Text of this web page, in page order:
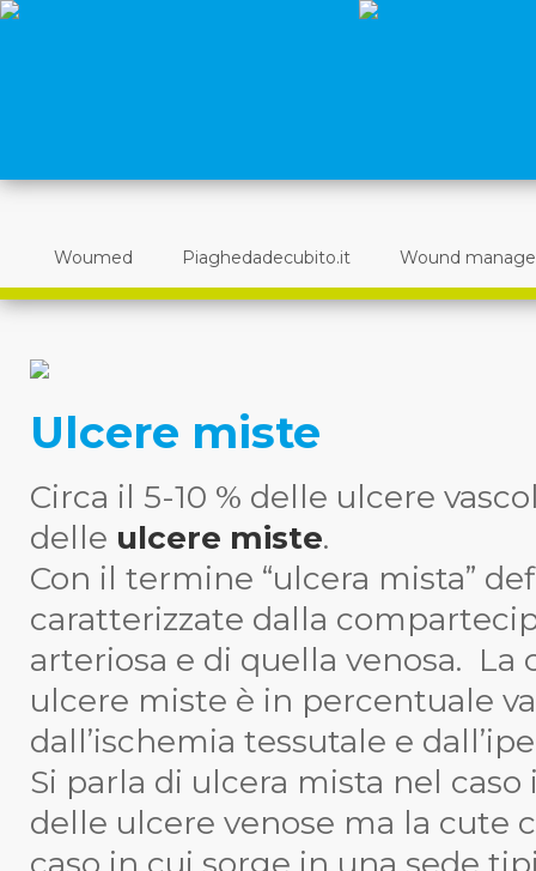
Woumed Piaghedadecubito.it Wound
Ulcere miste
Circa il 5-10 % delle ulcere
delle ulcere miste.
Con il termine “ulcera mista”
caratterizzate dalla
arteriosa e di quella venosa.
ulcere miste è in percentuale
dall’ischemia tessutale e
Si parla di ulcera mista nel
delle ulcere venose ma la cute